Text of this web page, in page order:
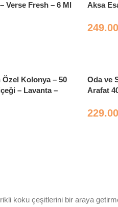
Verse Fresh – 6 Ml Aksa
249.00
Özel Kolonya – 50
– Lavanta –
Oda ve
Arafat
229.00
koku çeşitlerini bir araya